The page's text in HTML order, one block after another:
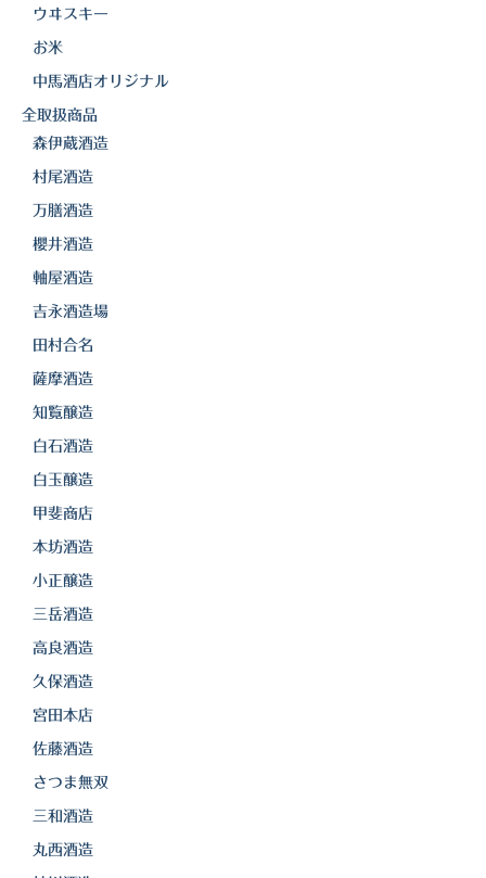
ウヰスキー
お米
中馬酒店オリジナル
全取扱商品
森伊蔵酒造
村尾酒造
万膳酒造
櫻井酒造
軸屋酒造
吉永酒造場
田村合名
薩摩酒造
知覧醸造
白石酒造
白玉醸造
甲斐商店
本坊酒造
小正醸造
三岳酒造
高良酒造
久保酒造
宮田本店
佐藤酒造
さつま無双
三和酒造
丸西酒造